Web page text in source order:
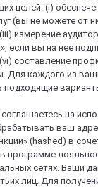
целей: (i)
(вы не можете от
измерение
если вы на нее
составление
Для каждого из
подходящие
на
ваш
(hashed) в
в программе
сетях. Ваши
лиц. Для